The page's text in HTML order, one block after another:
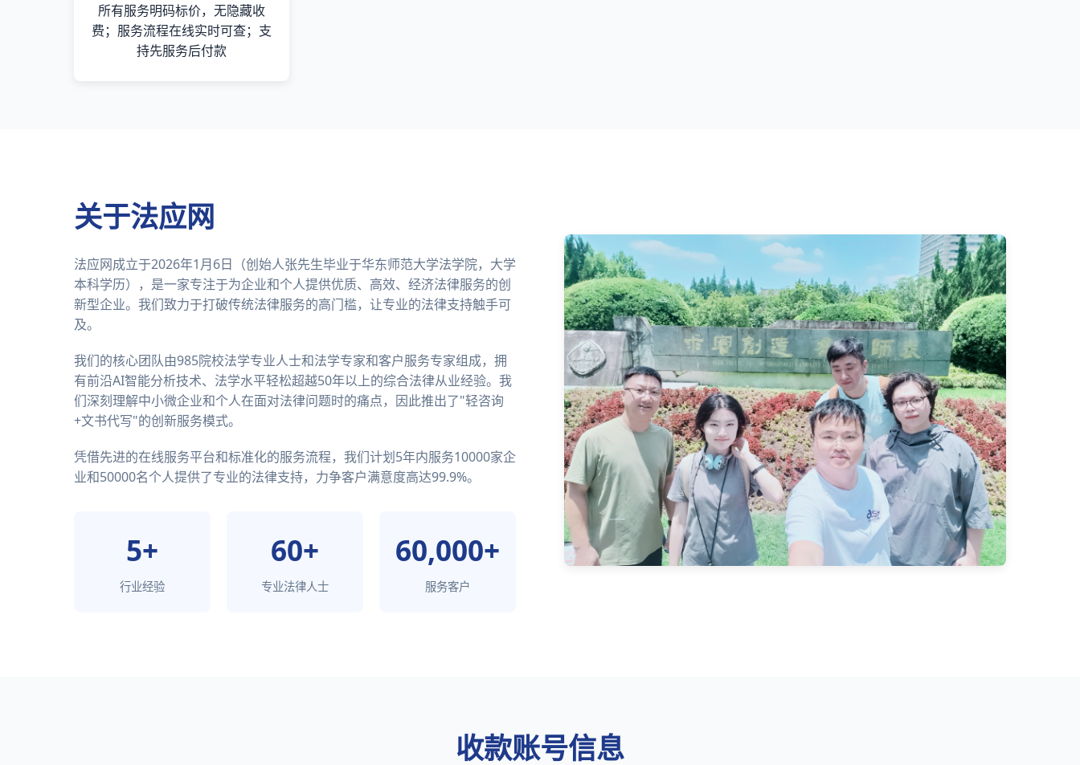
所有服务明码标价，无隐藏收
费；服务流程在线实时可查；支
持先服务后付款
关于法应网
法应网成立于2026年1月6日（创始人张先生毕业于华东师范大学法学院，大学
本科学历），是一家专注于为企业和个人提供优质、高效、经济法律服务的创
新型企业。我们致力于打破传统法律服务的高门槛，让专业的法律支持触手可
及。
我们的核心团队由985院校法学专业人士和法学专家和客户服务专家组成，拥
有前沿AI智能分析技术、法学水平轻松超越50年以上的综合法律从业经验。我
们深刻理解中小微企业和个人在面对法律问题时的痛点，因此推出了"轻咨询
+文书代写"的创新服务模式。
凭借先进的在线服务平台和标准化的服务流程，我们计划5年内服务10000家企
业和50000名个人提供了专业的法律支持，力争客户满意度高达99.9%。
5+
行业经验
60+
专业法律人士
60,000+
服务客户
收款账号信息